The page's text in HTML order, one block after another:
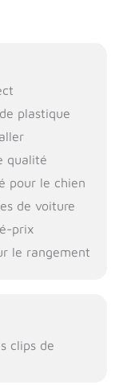
plastique
qualité
pour le chien
de voiture
prix
le rangement
clips de